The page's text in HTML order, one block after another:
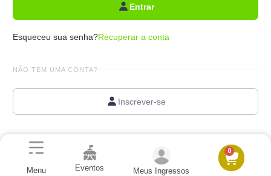
Entrar
Esqueceu sua senha?Recuperar a conta
NÃO TEM UMA CONTA?
Inscrever-se
Menu Eventos Meus Ingressos
0